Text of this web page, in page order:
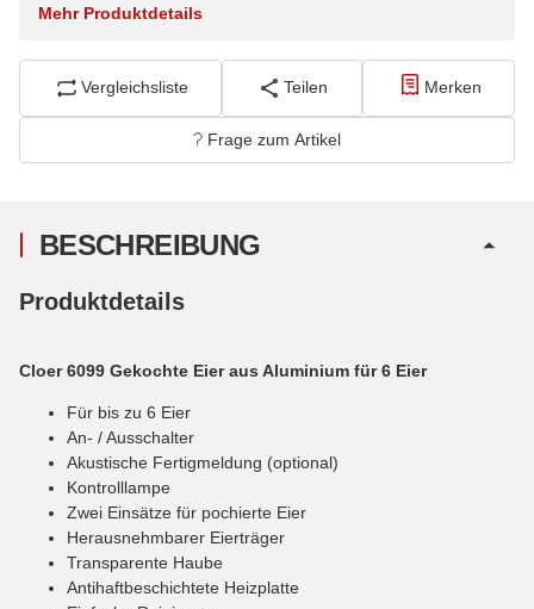
Mehr Produktdetails
Vergleichsliste Teilen Merken
Frage zum Artikel
BESCHREIBUNG
Produktdetails
Cloer 6099 Gekochte Eier aus Aluminium für 6 Eier
Für bis zu 6 Eier
An- / Ausschalter
Akustische Fertigmeldung (optional)
Kontrolllampe
Zwei Einsätze für pochierte Eier
Herausnehmbarer Eierträger
Transparente Haube
Antihaftbeschichtete Heizplatte